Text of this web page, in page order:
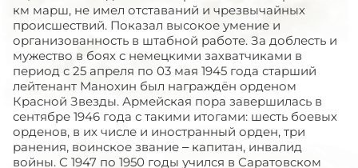
км марш, не имел отставаний и чрезвычайных
происшествий. Показал высокое умение и
организованность в штабной работе. За доблесть и
мужество в боях с немецкими захватчиками в
период с 25 апреля по 03 мая 1945 года старший
лейтенант Манохин был награждён орденом
Красной Звезды. Армейская пора завершилась в
сентябре 1946 года с такими итогами: шесть боевых
орденов, в их числе и иностранный орден, три
ранения, воинское звание – капитан, инвалид
войны. С 1947 по 1950 годы учился в Саратовском